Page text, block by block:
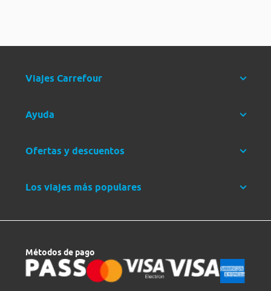
Viajes Carrefour
Ayuda
Ofertas y descuentos
Los viajes más populares
Métodos de pago